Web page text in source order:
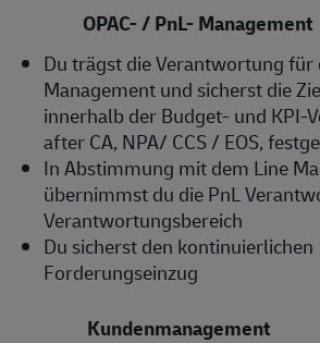
OPAC- / PnL- Management
Du trägst die Verantwortung für
Management und sicherst die
innerhalb der Budget- und KPI-
after CA, NPA/ CCS / EOS,
In Abstimmung mit dem Line
übernimmst du die PnL
Verantwortungsbereich
Du sicherst den kontinuierlichen
Forderungseinzug
Kundenmanagement